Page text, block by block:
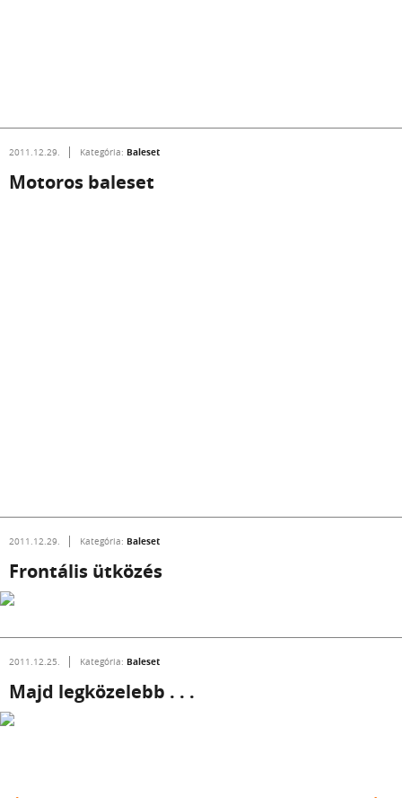
2011.12.29. Kategória: Baleset
Motoros baleset
2011.12.29. Kategória: Baleset
Frontális ütközés
2011.12.25. Kategória: Baleset
Majd legközelebb . . .